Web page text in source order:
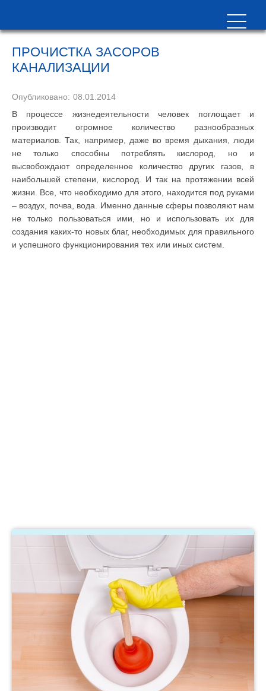
ПРОЧИСТКА ЗАСОРОВ
КАНАЛИЗАЦИИ
Опубликовано: 08.01.2014
В процессе жизнедеятельности человек поглощает и
производит огромное количество разнообразных
материалов. Так, например, даже во время дыхания, люди
не только способны потреблять кислород, но и
высвобождают определенное количество других газов, в
наибольшей степени, кислород. И так на протяжении всей
жизни. Все, что необходимо для этого, находится под руками
– воздух, почва, вода. Именно данные сферы позволяют нам
не только пользоваться ими, но и использовать их для
создания каких-то новых благ, необходимых для правильного
и успешного функционирования тех или иных систем.